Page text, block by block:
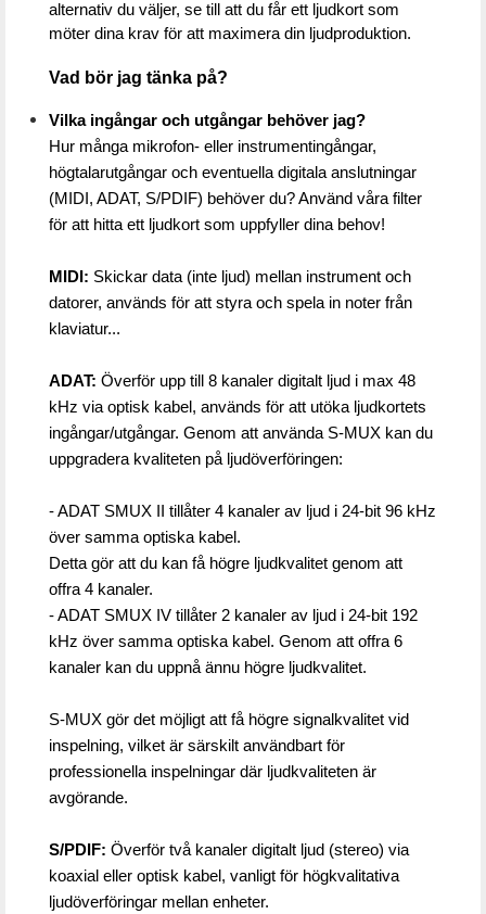
alternativ du väljer, se till att du får ett ljudkort som
möter dina krav för att maximera din ljudproduktion.
Vad bör jag tänka på?
Vilka ingångar och utgångar behöver jag?
Hur många mikrofon- eller instrumentingångar,
högtalarutgångar och eventuella digitala anslutningar
(MIDI, ADAT, S/PDIF) behöver du? Använd våra filter
för att hitta ett ljudkort som uppfyller dina behov!
MIDI: Skickar data (inte ljud) mellan instrument och
datorer, används för att styra och spela in noter från
klaviatur...
ADAT: Överför upp till 8 kanaler digitalt ljud i max 48
kHz via optisk kabel, används för att utöka ljudkortets
ingångar/utgångar. Genom att använda S-MUX kan du
uppgradera kvaliteten på ljudöverföringen:
- ADAT SMUX II
tillåter 4 kanaler av ljud i 24-bit 96 kHz
över samma optiska kabel.
Detta gör att du kan få högre ljudkvalitet genom att
offra 4 kanaler.
- ADAT SMUX IV tillåter 2 kanaler av ljud i 24-bit 192
kHz över samma optiska kabel. Genom att offra 6
kanaler kan du uppnå ännu högre ljudkvalitet.
S-MUX gör det möjligt att få högre signalkvalitet vid
inspelning, vilket är särskilt användbart för
professionella inspelningar där ljudkvaliteten är
avgörande.
S/PDIF: Överför två kanaler digitalt ljud (stereo) via
koaxial eller optisk kabel, vanligt för högkvalitativa
ljudöverföringar mellan enheter.